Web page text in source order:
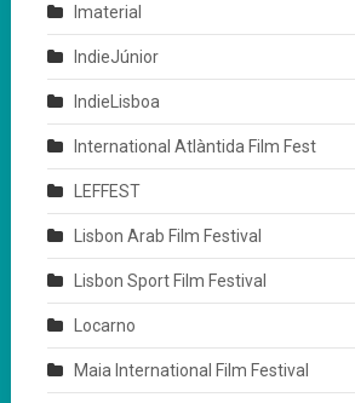
Imaterial
IndieJúnior
IndieLisboa
International Atlàntida Film Fest
LEFFEST
Lisbon Arab Film Festival
Lisbon Sport Film Festival
Locarno
Maia International Film Festival